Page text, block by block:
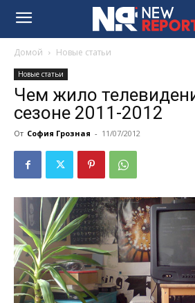
Домой Новые статьи
Новые статьи
Чем жило
сезоне 2011-2012
От София Грозная - 11/07/2012